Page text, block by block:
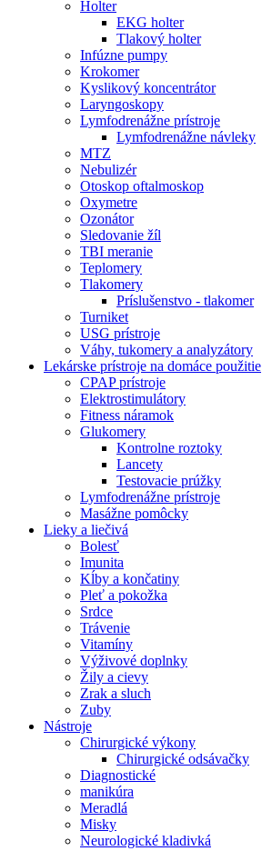
Holter
EKG holter
Tlakový holter
Infúzne pumpy
Krokomer
Kyslikový koncentrátor
Laryngoskopy
Lymfodrenážne prístroje
Lymfodrenážne návleky
MTZ
Nebulizér
Otoskop oftalmoskop
Oxymetre
Ozonátor
Sledovanie žíl
TBI meranie
Teplomery
Tlakomery
Príslušenstvo - tlakomer
Turniket
USG prístroje
Váhy, tukomery a analyzátory
Lekárske prístroje na domáce použitie
CPAP prístroje
Elektrostimulátory
Fitness náramok
Glukomery
Kontrolne roztoky
Lancety
Testovacie prúžky
Lymfodrenážne prístroje
Masážne pomôcky
Lieky a liečivá
Bolesť
Imunita
Kĺby a končatiny
Pleť a pokožka
Srdce
Trávenie
Vitamíny
Výživové doplnky
Žily a cievy
Zrak a sluch
Zuby
Nástroje
Chirurgické výkony
Chirurgické odsávačky
Diagnostické
manikúra
Meradlá
Misky
Neurologické kladivká